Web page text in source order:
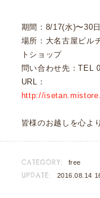
期間：8/17(水)〜30
場所：大名古屋ビル
トショップ
問い合わせ先：TEL
URL：
http://
皆様のお越しを心よ
CATEGORY: free
UPDATE: 2016.08.14